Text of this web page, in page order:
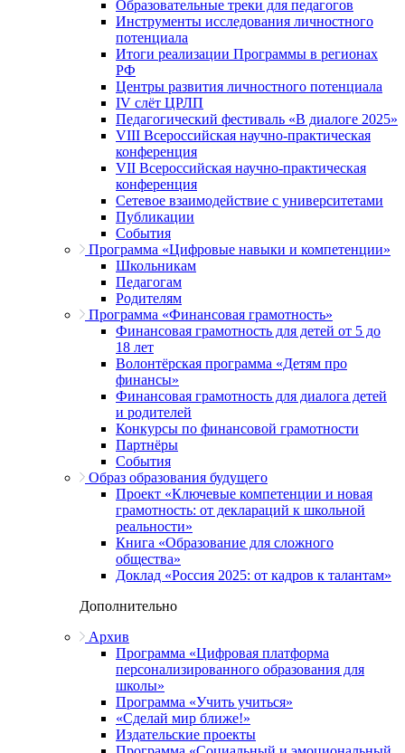
Образовательные треки для педагогов
Инструменты исследования личностного
потенциала
Итоги реализации Программы в регионах
РФ
Центры развития личностного потенциала
IV слёт ЦРЛП
Педагогический фестиваль «В диалоге 2025»
VIII Всероссийская научно-практическая
конференция
VII Всероссийская научно-практическая
конференция
Сетевое взаимодействие с университетами
Публикации
События
Программа «Цифровые навыки и компетенции»
Школьникам
Педагогам
Родителям
Программа «Финансовая грамотность»
Финансовая грамотность для детей от 5 до
18 лет
Волонтёрская программа «Детям про
финансы»
Финансовая грамотность для диалога детей
и родителей
Конкурсы по финансовой грамотности
Партнёры
События
Образ образования будущего
Проект «Ключевые компетенции и новая
грамотность: от деклараций к школьной
реальности»
Книга «Образование для сложного
общества»
Доклад «Россия 2025: от кадров к талантам»
Дополнительно
Архив
Программа «Цифровая платформа
персонализированного образования для
школы»
Программа «Учить учиться»
«Сделай мир ближе!»
Издательские проекты